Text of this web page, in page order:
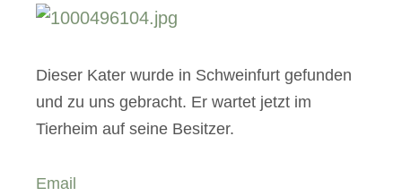
Dieser Kater wurde in Schweinfurt gefunden
und zu uns gebracht. Er wartet jetzt im
Tierheim auf seine Besitzer.
Email